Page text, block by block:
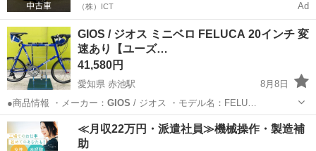
（株）ICT Ad
GIOS / ジオス ミニベロ FELUCA 20インチ 変
速あり【ユーズ…
41,580円
愛知県 赤池駅
8月8日
●商品情報 ・メーカー： GIOS / ジオス ・モデル名：FELU…
愛知 日進市 赤池駅 その他 ユーズドユーズ
≪月収22万円・派遣社員≫機械操作・製造補
助